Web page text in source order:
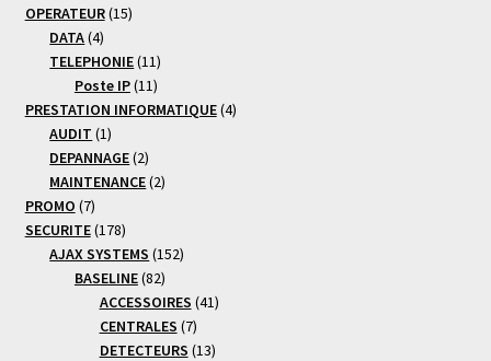
OPERATEUR 1515
DATA 44
produits
TELEPHONIE 1111
produits
Poste IP 1111
produits
PRESTATION INFORMATIQUE 44
AUDIT 11
produit
DEPANNAGE 22
produits
MAINTENANCE 22
PROMO 77
produits
SECURITE 178178
produits
AJAX SYSTEMS 152152
BASELINE 8282
produits
ACCESSOIRES 4141
CENTRALES 77
produits
DETECTEURS 1313